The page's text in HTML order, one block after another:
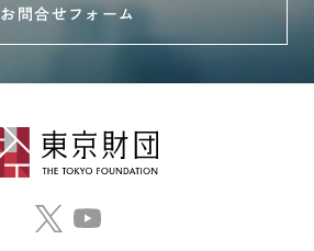
お問合せフォーム